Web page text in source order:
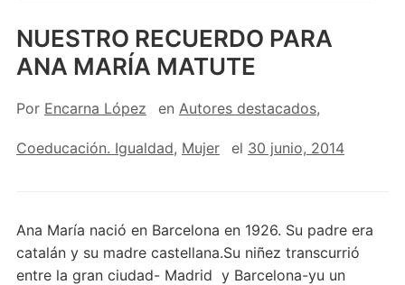
NUESTRO RECUERDO PARA
ANA MARÍA MATUTE
Por Encarna López en Autores destacados,
Coeducación. Igualdad, Mujer el 30 junio, 2014
Ana María nació en Barcelona en 1926. Su padre era
catalán y su madre castellana.Su niñez transcurrió
entre la gran ciudad- Madrid y Barcelona-yu un